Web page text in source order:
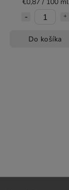
Do košíka